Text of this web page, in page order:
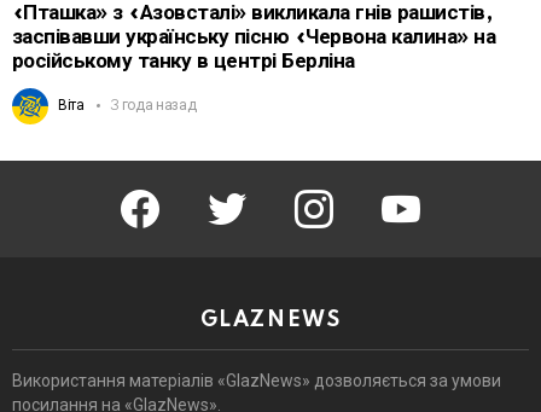
«Пташка» з «Азовсталі» викликала гнів рашистів,
заспівавши українську пісню «Червона калина» на
російському танку в центрі Берліна
Віта 3 года назад
facebook twitter instagram youtube
GLAZNEWS
Використання матеріалів «GlazNews» дозволяється за умови
посилання на «GlazNews».